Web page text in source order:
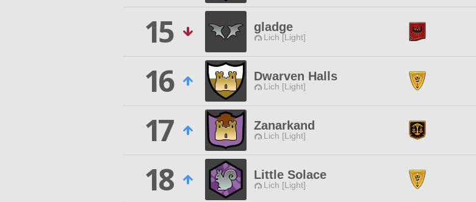
15
gladge
Lich [Light]
16
Dwarven Halls
Lich [Light]
17
Zanarkand
Lich [Light]
18
Little Solace
Lich [Light]